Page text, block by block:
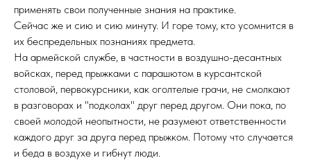
применять свои полученные знания на практике.
Сейчас же и сию и сию минуту. И горе тому, кто усомнится в
их беспредельных познаниях предмета.
На армейской службе, в частности в воздушно-десантных
войсках, перед прыжками с парашютом в курсантской
столовой, первокурсники, как оголтелые грачи, не смолкают
в разговорах и "подколах" друг перед другом. Они пока, по
своей молодой неопытности, не разумеют ответственности
каждого друг за друга перед прыжком. Потому что случается
и беда в воздухе и гибнут люди.